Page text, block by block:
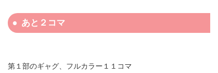
あと２コマ
第１部のギャグ、フルカラー１１コマ